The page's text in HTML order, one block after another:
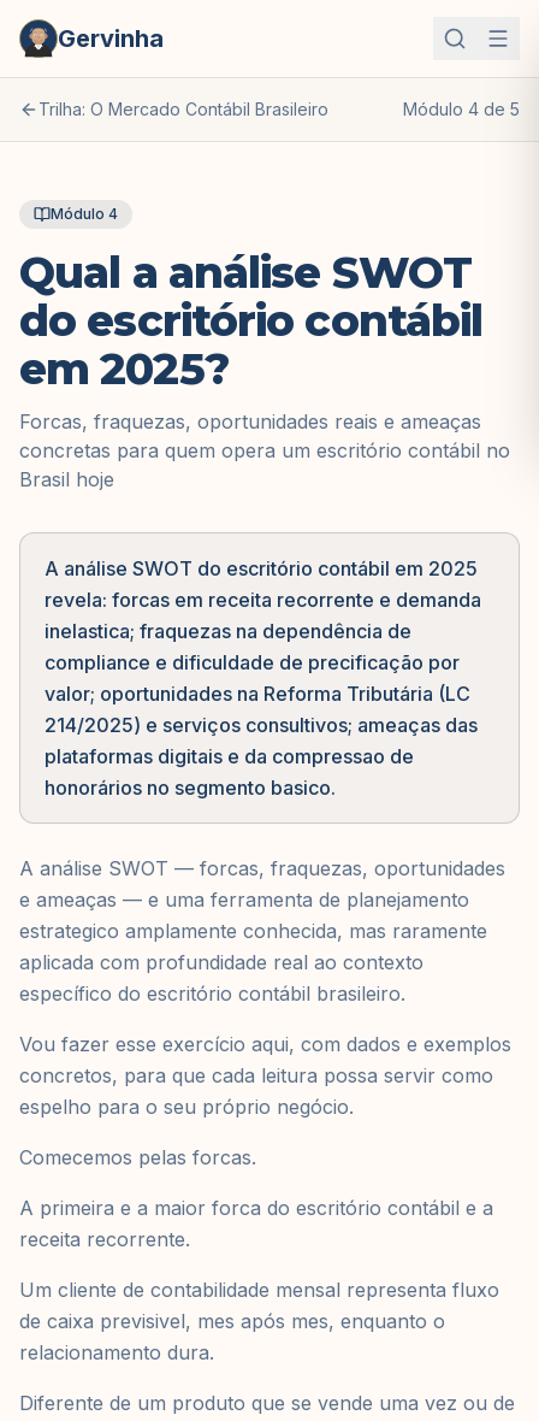
Gervinha
Trilha: O Mercado Contábil Brasileiro Módulo 4 de 5
Módulo 4
Qual a análise SWOT
do escritório contábil
em 2025?
Forcas, fraquezas, oportunidades reais e ameaças
concretas para quem opera um escritório contábil no
Brasil hoje
A análise SWOT do escritório contábil em 2025
revela: forcas em receita recorrente e demanda
inelastica; fraquezas na dependência de
compliance e dificuldade de precificação por
valor; oportunidades na Reforma Tributária (LC
214/2025) e serviços consultivos; ameaças das
plataformas digitais e da compressao de
honorários no segmento basico.
A análise SWOT — forcas, fraquezas, oportunidades
e ameaças — e uma ferramenta de planejamento
estrategico amplamente conhecida, mas raramente
aplicada com profundidade real ao contexto
específico do escritório contábil brasileiro.
Vou fazer esse exercício aqui, com dados e exemplos
concretos, para que cada leitura possa servir como
espelho para o seu próprio negócio.
Comecemos pelas forcas.
A primeira e a maior forca do escritório contábil e a
receita recorrente.
Um cliente de contabilidade mensal representa fluxo
de caixa previsivel, mes após mes, enquanto o
relacionamento dura.
Diferente de um produto que se vende uma vez ou de